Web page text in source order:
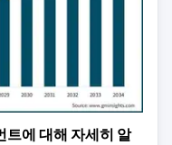
트에 대해 자세히 알